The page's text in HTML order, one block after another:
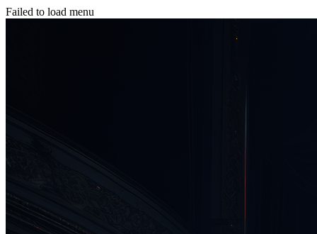
Failed to load menu